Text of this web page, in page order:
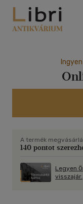
A termék
140 pontot
Legyen
visszajár.